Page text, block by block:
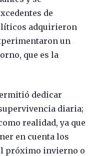
de
adquirieron
un
que es la
dedicar
diaria;
realidad, ya que
en cuenta los
próximo invierno o